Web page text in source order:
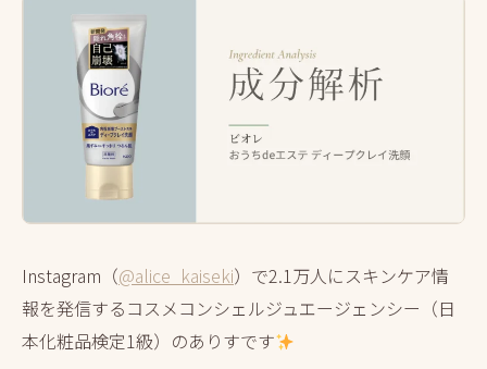
Instagram（@alice_kaiseki）で2.1万人にスキンケア情
報を発信するコスメコンシェルジュエージェンシー（日
本化粧品検定1級）のありすです